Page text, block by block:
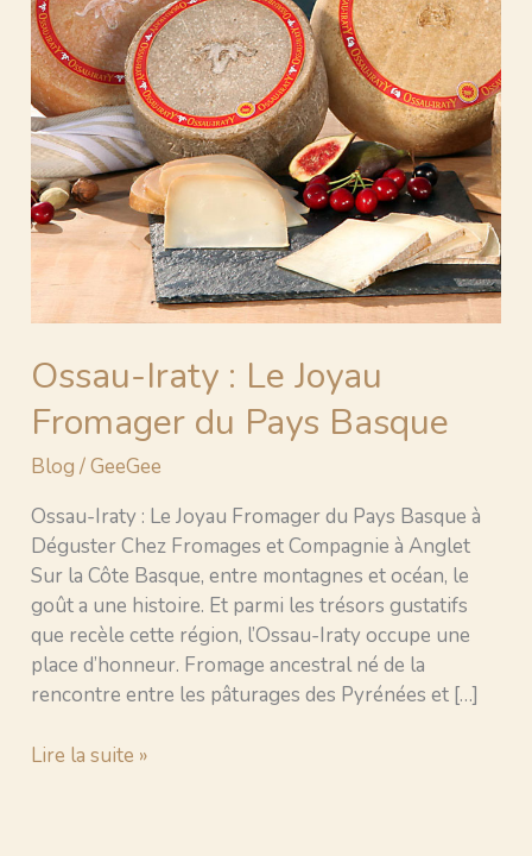
Ossau-Iraty : Le Joyau
Fromager du Pays Basque
Blog /GeeGee
Ossau-Iraty : Le Joyau Fromager du Pays Basque à
Déguster Chez Fromages et Compagnie à Anglet
Sur la Côte Basque, entre montagnes et océan, le
goût a une histoire. Et parmi les trésors gustatifs
que recèle cette région, l’Ossau-Iraty occupe une
place d’honneur. Fromage ancestral né de la
rencontre entre les pâturages des Pyrénées et […]
Fromager
du
Pays
Basque
Lire la suite »